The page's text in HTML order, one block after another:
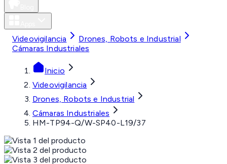
Videovigilancia
Drones, Robots e Industrial
Cámaras Industriales
Inicio
Videovigilancia
Drones, Robots e Industrial
Cámaras Industriales
HM-TP94-Q/W-SP40-L19/37